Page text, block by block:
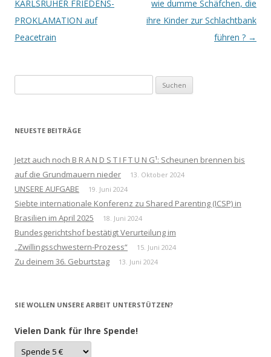
Navigation
KARLSRUHER FRIEDENS-
PROKLAMATION auf
Peacetrain
wie dumme Schäfchen, die
ihre Kinder zur Schlachtbank
führen ? →
nach:
NEUESTE BEITRÄGE
Jetzt auch noch B R A N D S T I F T U N G¹: Scheunen brennen bis
auf die Grundmauern nieder
13. Oktober 2024
UNSERE AUFGABE 19. Juni 2024
Siebte internationale Konferenz zu Shared Parenting (ICSP) in
Brasilien im April 2025
18. Juni 2024
Bundesgerichtshof bestätigt Verurteilung im
„Zwillingsschwestern-Prozess“
15. Juni 2024
Zu deinem 36. Geburtstag 13. Juni 2024
SIE WOLLEN UNSERE ARBEIT UNTERSTÜTZEN?
Vielen Dank für Ihre Spende!